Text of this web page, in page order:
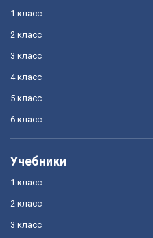
1 класс
2 класс
3 класс
4 класс
5 класс
6 класс
Учебники
1 класс
2 класс
3 класс